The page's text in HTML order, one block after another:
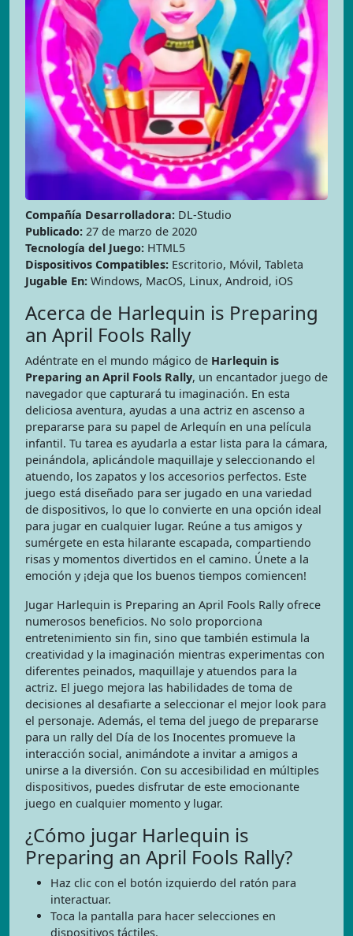
Compañía Desarrolladora: DL-Studio
Publicado: 27 de marzo de 2020
Tecnología del Juego: HTML5
Dispositivos Compatibles: Escritorio, Móvil, Tableta
Jugable En: Windows, MacOS, Linux, Android, iOS
Acerca de Harlequin is Preparing
an April Fools Rally
Adéntrate en el mundo mágico de Harlequin is
Preparing an April Fools Rally, un encantador juego de
navegador que capturará tu imaginación. En esta
deliciosa aventura, ayudas a una actriz en ascenso a
prepararse para su papel de Arlequín en una película
infantil. Tu tarea es ayudarla a estar lista para la cámara,
peinándola, aplicándole maquillaje y seleccionando el
atuendo, los zapatos y los accesorios perfectos. Este
juego está diseñado para ser jugado en una variedad
de dispositivos, lo que lo convierte en una opción ideal
para jugar en cualquier lugar. Reúne a tus amigos y
sumérgete en esta hilarante escapada, compartiendo
risas y momentos divertidos en el camino. Únete a la
emoción y ¡deja que los buenos tiempos comiencen!
Jugar Harlequin is Preparing an April Fools Rally ofrece
numerosos beneficios. No solo proporciona
entretenimiento sin fin, sino que también estimula la
creatividad y la imaginación mientras experimentas con
diferentes peinados, maquillaje y atuendos para la
actriz. El juego mejora las habilidades de toma de
decisiones al desafiarte a seleccionar el mejor look para
el personaje. Además, el tema del juego de prepararse
para un rally del Día de los Inocentes promueve la
interacción social, animándote a invitar a amigos a
unirse a la diversión. Con su accesibilidad en múltiples
dispositivos, puedes disfrutar de este emocionante
juego en cualquier momento y lugar.
¿Cómo jugar Harlequin is
Preparing an April Fools Rally?
Haz clic con el botón izquierdo del ratón para
interactuar.
Toca la pantalla para hacer selecciones en
dispositivos táctiles.